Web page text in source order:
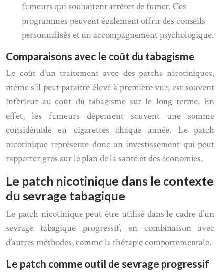
fumeurs qui souhaitent arrêter de fumer. Ces
programmes peuvent également offrir des conseils
personnalisés et un accompagnement psychologique.
Comparaisons avec le coût du tabagisme
Le coût d’un traitement avec des patchs nicotiniques,
même s’il peut paraître élevé à première vue, est souvent
inférieur au coût du tabagisme sur le long terme. En
effet, les fumeurs dépensent souvent une somme
considérable en cigarettes chaque année. Le patch
nicotinique représente donc un investissement qui peut
rapporter gros sur le plan de la santé et des économies.
Le patch nicotinique dans le contexte
du sevrage tabagique
Le patch nicotinique peut être utilisé dans le cadre d’un
sevrage tabagique progressif, en combinaison avec
d’autres méthodes, comme la thérapie comportementale.
Le patch comme outil de sevrage progressif